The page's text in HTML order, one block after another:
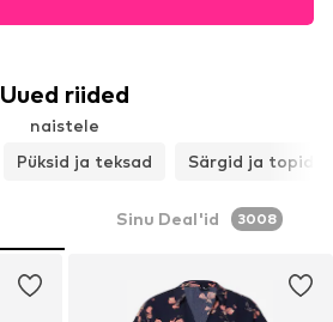
Uued riided
naistele
Püksid ja teksad Särgid ja topid
Sinu Deal'id 3008